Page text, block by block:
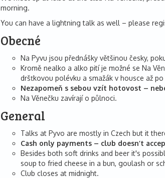
morning.
You can have a lightning talk as well – please
Obecné
Na Pyvu jsou přednášky většinou česky,
Kromě nealko a alko pití je možné se Na
dršťkovou polévku a smažák v housce až
Nezapomeň s sebou vzít hotovost –
Na Věnečku zavírají o půlnoci.
General
Talks at Pyvo are mostly in Czech but it
Cash only payments – club doesn’t
Besides both soft drinks and beer it's
soup to fried cheese in a bun, goulash or
Club closes at midnight.